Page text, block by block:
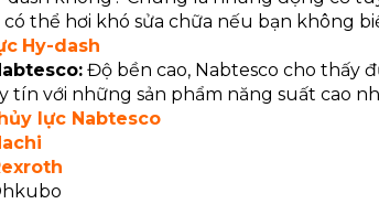
thể hơi khó sửa chữa nếu bạn không
Hy-dash
Độ bền cao, Nabtesco cho thấy
tín với những sản phẩm năng suất cao
lực Nabtesco